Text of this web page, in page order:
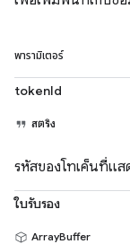
พารามิเตอร์
tokenId
สตริง
รหัสของโทเค็นที่แส
ใบรับรอง
ArrayBuffer